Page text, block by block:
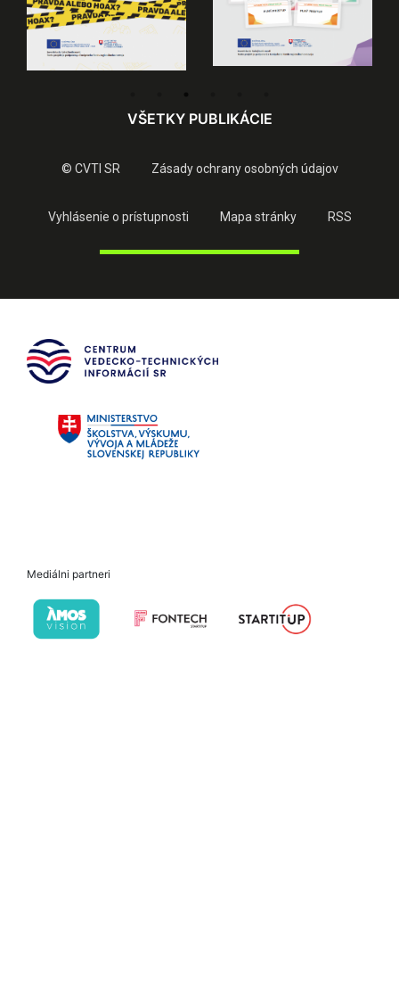
VŠETKY PUBLIKÁCIE
© CVTI SR Zásady ochrany osobných údajov
Vyhlásenie o prístupnosti Mapa stránky RSS
Mediálni partneri